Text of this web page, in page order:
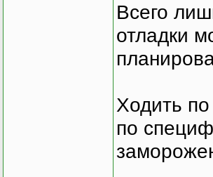
Всего
отладки
Ходить
по